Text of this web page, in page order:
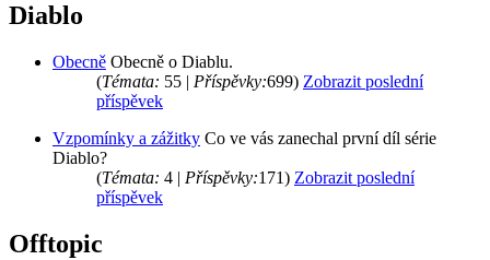
Diablo
Obecně Obecně o Diablu.
(Témata: 55 | Příspěvky:699) Zobrazit poslední
příspěvek
Vzpomínky a zážitky Co ve vás zanechal první díl série
Diablo?
(Témata: 4 | Příspěvky:171) Zobrazit poslední
příspěvek
Offtopic